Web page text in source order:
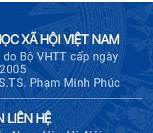
XÃ HỘI VIỆT NAM
Bộ VHTT cấp ngày
Phạm Minh Phúc
LIÊN HỆ